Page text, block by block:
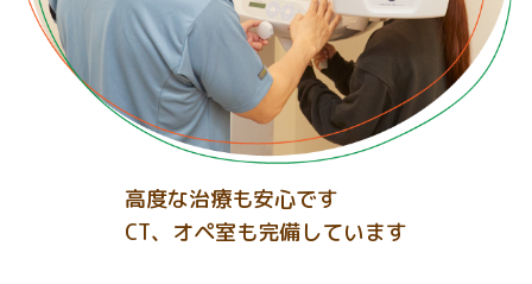
高度な治療も安心です
CT、オペ室も完備しています